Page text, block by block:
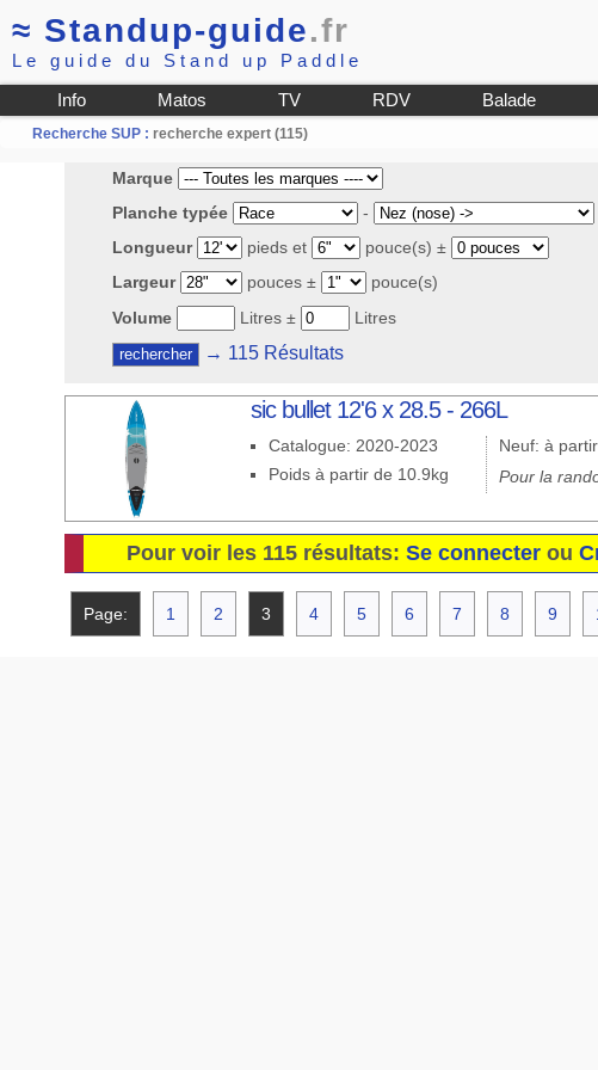
≈ Standup-guide.fr
Le guide du Stand up Paddle
Info Matos TV RDV Balade
Recherche SUP : recherche expert (115)
Marque
Planche typée
-
Longueur
pieds et
pouce(s) ±
Largeur
pouces ±
pouce(s)
Volume
Litres ± Litres
→ 115 Résultats
sic bullet 12'6 x 28.5 - 266L
Catalogue: 2020-2023
Poids à partir de 10.9kg
Neuf: à
Pour la
Pour voir les 115 résultats:Se connecter ou
Page: 1 2 3 4 5 6 7 8 9